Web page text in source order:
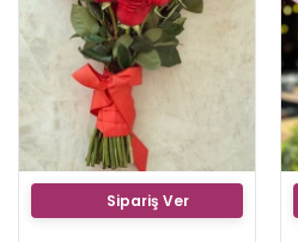
Sipariş Ver